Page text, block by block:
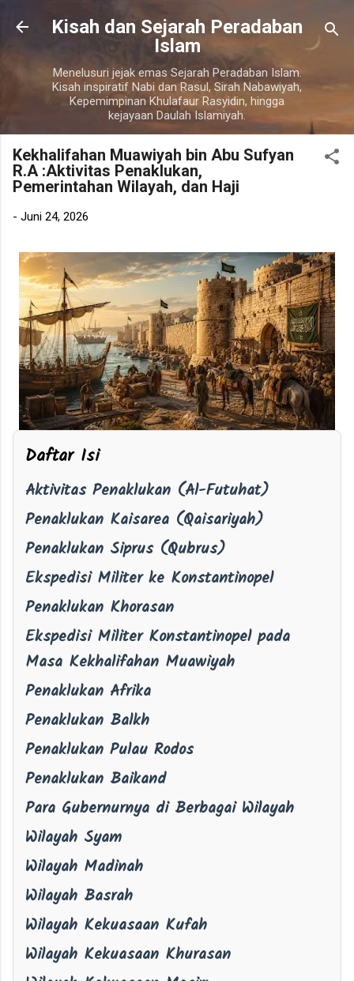
Langsung ke konten utama
Kisah dan Sejarah Peradaban
Islam
Menelusuri jejak emas Sejarah Peradaban Islam.
Kisah inspiratif Nabi dan Rasul, Sirah Nabawiyah,
Kepemimpinan Khulafaur Rasyidin, hingga
kejayaan Daulah Islamiyah.
Kekhalifahan Muawiyah bin Abu Sufyan
R.A :Aktivitas Penaklukan,
Pemerintahan Wilayah, dan Haji
- Juni 24, 2026
Daftar Isi
Aktivitas Penaklukan (Al-Futuhat)
Penaklukan Kaisarea (Qaisariyah)
Penaklukan Siprus (Qubrus)
Ekspedisi Militer ke Konstantinopel
Penaklukan Khorasan
Ekspedisi Militer Konstantinopel pada
Masa Kekhalifahan Muawiyah
Penaklukan Afrika
Penaklukan Balkh
Penaklukan Pulau Rodos
Penaklukan Baikand
Para Gubernurnya di Berbagai Wilayah
Wilayah Syam
Wilayah Madinah
Wilayah Basrah
Wilayah Kekuasaan Kufah
Wilayah Kekuasaan Khurasan